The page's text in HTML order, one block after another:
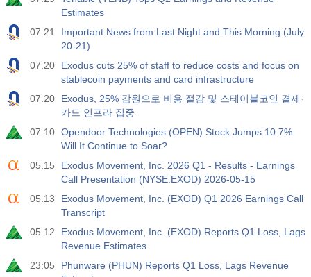
USD
개인 비농업 급여
활동
30 K
예측값
훑어보기
USD
U6 실업률
활동
7.9%
예측값
7.9%
훑어보기
USD
베이커 휴즈 US Oil Rig Count
활동
예측값
훑어보기
451
USD
베이커 휴즈 미국 총 리그 수
588
19:00 연방 소비자 신용도 m/m
Estimates
07.21
Important News from Last Night and This Morning (July
20-21)
07.20
Exodus cuts 25% of staff to reduce costs and focus on
stablecoin payments and card infrastructure
07.20
Exodus, 25% 감원으로 비용 절감 및 스테이블코인 결제·
카드 인프라 집중
07.10 Opendoor Technologies (OPEN) Stock Jumps 10.7%:
Will It Continue to Soar?
05.15
Exodus Movement, Inc. 2026 Q1 - Results - Earnings
Call Presentation (NYSE:EXOD) 2026-05-15
05.13
Exodus Movement, Inc. (EXOD) Q1 2026 Earnings Call
Transcript
05.12
Exodus Movement, Inc. (EXOD) Reports Q1 Loss, Lags
Revenue Estimates
23:05
Phunware (PHUN) Reports Q1 Loss, Lags Revenue